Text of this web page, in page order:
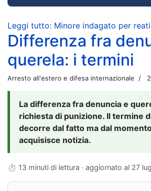
Leggi tutto: Minore indagato per
Differenza fra
querela: i termini
Arresto all'estero e difesa internazionale
La differenza fra denuncia e
richiesta di punizione. Il termine
decorre dal fatto ma dal
acquisisce notizia.
⏱ 13 minuti di lettura · aggiornato al 27